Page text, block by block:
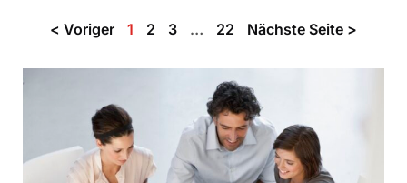
< Voriger 1 2 3 … 22 Nächste Seite >